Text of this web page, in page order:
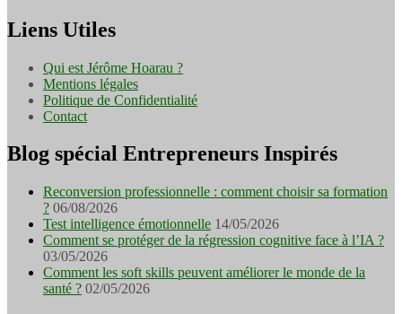
Liens Utiles
Qui est Jérôme Hoarau ?
Mentions légales
Politique de Confidentialité
Contact
Blog spécial Entrepreneurs Inspirés
Reconversion professionnelle : comment choisir sa formation
? 06/08/2026
Test intelligence émotionnelle 14/05/2026
Comment se protéger de la régression cognitive face à l’IA ?
03/05/2026
Comment les soft skills peuvent améliorer le monde de la
santé ? 02/05/2026